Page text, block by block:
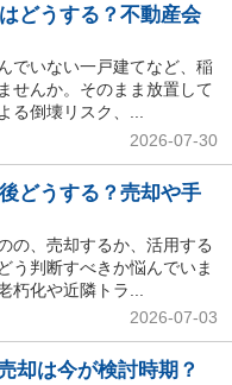
どうする？不動産会
でいない一戸建てなど、稲
せんか。そのまま放置して
る倒壊リスク、...
2026-07-30
どうする？売却や手
の、売却するか、活用する
う判断すべきか悩んでいま
朽化や近隣トラ...
2026-07-03
却は今が検討時期？